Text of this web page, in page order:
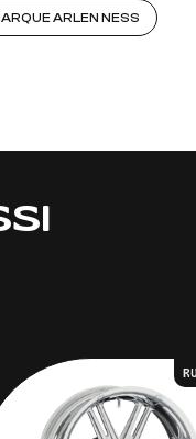
ARLEN NESS